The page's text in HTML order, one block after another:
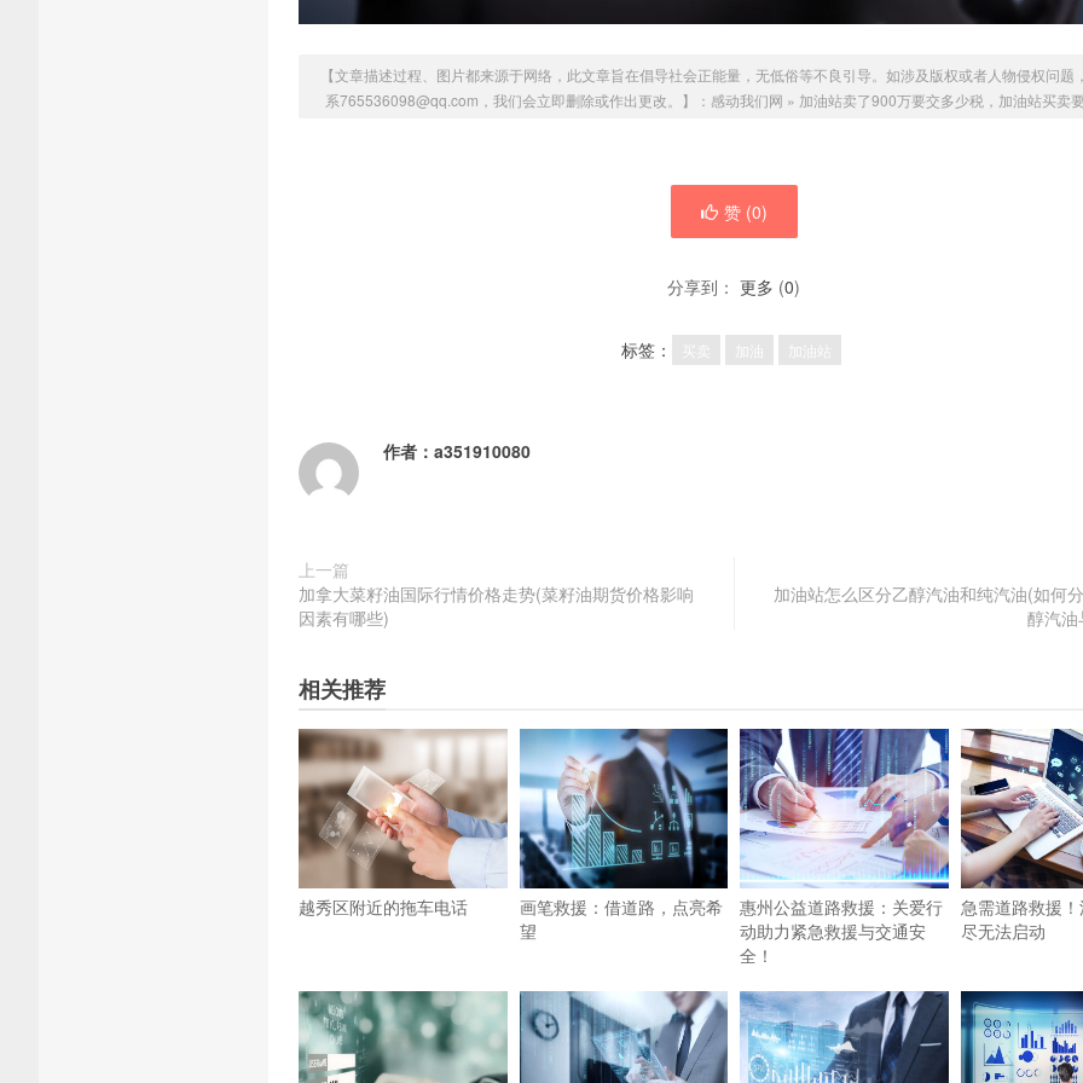
【文章描述过程、图片都来源于网络，此文章旨在倡导社会正能量，无低俗等不良引导。如涉及版权或者人物侵权问题
系765536098@qq.com，我们会立即删除或作出更改。】： 感动我们网 » 加油站卖了900万要交多少税，加油站买卖
赞 (0)
分享到： 更多 (0)
标签： 加油站
作者： a351910080
上一篇
加拿大菜籽油国际行情价格走势(菜籽油期货价格影响
因素有哪些)
加油站怎么区分乙醇汽油和纯汽油(如何
醇汽油
相关推荐
越秀区附近的拖车电话
画笔救援：借道路，点亮希
望
惠州公益道路救援：关爱行
动助力紧急救援与交通安
全！
急需道路救援
尽无法启动